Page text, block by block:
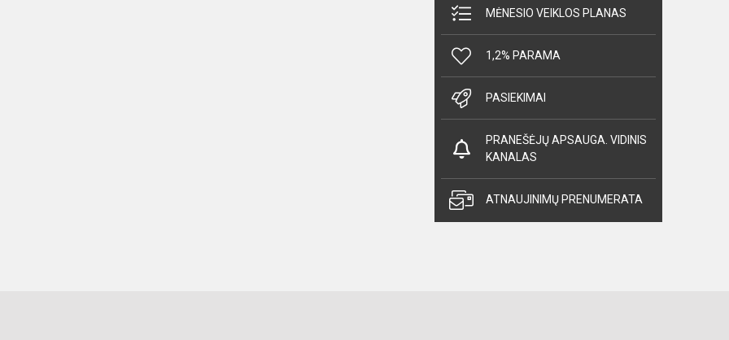
MĖNESIO VEIKLOS PLANAS
1,2% PARAMA
PASIEKIMAI
PRANEŠĖJŲ APSAUGA. VIDINIS
KANALAS
ATNAUJINIMŲ PRENUMERATA